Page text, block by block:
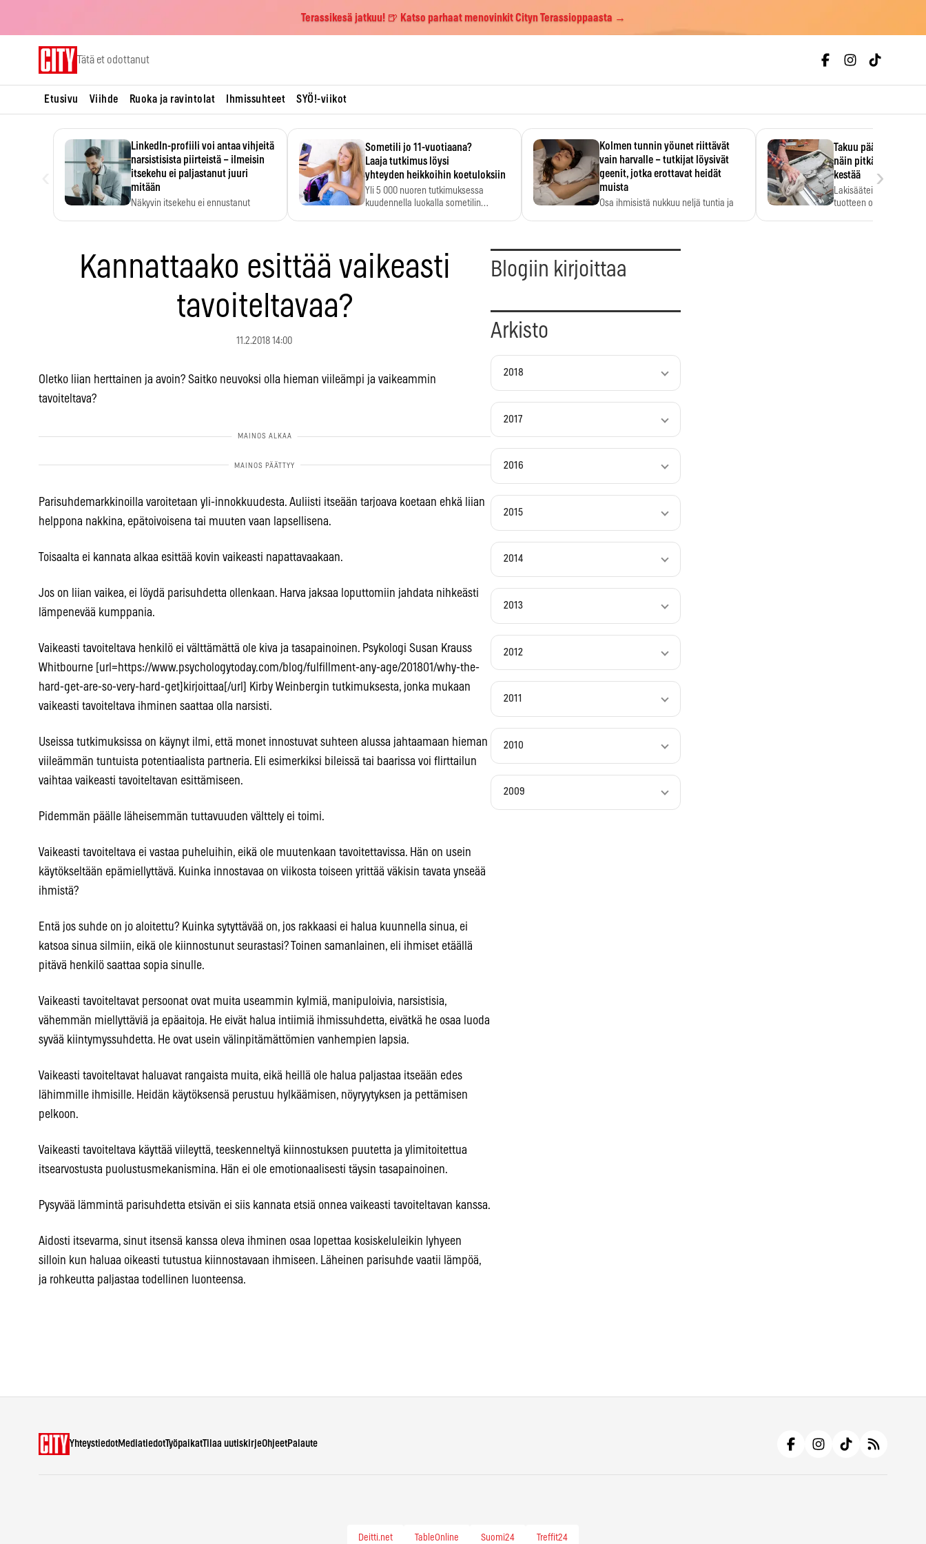
Terassikesä jatkuu! 🍺 Katso parhaat menovinkit Cityn Terassioppaasta →
Tätä et odottanut
Etusivu Viihde Ruoka ja ravintolat Ihmissuhteet SYÖ!-viikot
LinkedIn-profiili voi antaa vihjeitä
narsistisista piirteistä – ilmeisin
itsekehu ei paljastanut juuri
mitään
Näkyvin itsekehu ei ennustanut
Sometili jo 11-vuotiaana?
Laaja tutkimus löysi
yhteyden heikkoihin koetuloksiin
Yli 5 000 nuoren tutkimuksessa
kuudennella luokalla sometilin…
Kolmen tunnin yöunet riittävät
vain harvalle – tutkijat löysivät
geenit, jotka erottavat heidät
muista
Osa ihmisistä nukkuu neljä tuntia ja
Takuu päättyi,
näin pitkään
kestää
Lakisääteinen
tuotteen oletetun
›
Kannattaako esittää vaikeasti
tavoiteltavaa?
11.2.2018 14:00
Oletko liian herttainen ja avoin? Saitko neuvoksi olla hieman viileämpi ja vaikeammin
tavoiteltava?
Parisuhdemarkkinoilla varoitetaan yli-innokkuudesta. Auliisti itseään tarjoava koetaan ehkä liian
helppona nakkina, epätoivoisena tai muuten vaan lapsellisena.
Toisaalta ei kannata alkaa esittää kovin vaikeasti napattavaakaan.
Jos on liian vaikea, ei löydä parisuhdetta ollenkaan. Harva jaksaa loputtomiin jahdata nihkeästi
lämpenevää kumppania.
Vaikeasti tavoiteltava henkilö ei välttämättä ole kiva ja tasapainoinen. Psykologi Susan Krauss
Whitbourne [url=https://www.psychologytoday.com/blog/fulfillment-any-age/201801/why-the-
hard-get-are-so-very-hard-get]kirjoittaa[/url] Kirby Weinbergin tutkimuksesta, jonka mukaan
vaikeasti tavoiteltava ihminen saattaa olla narsisti.
Useissa tutkimuksissa on käynyt ilmi, että monet innostuvat suhteen alussa jahtaamaan hieman
viileämmän tuntuista potentiaalista partneria. Eli esimerkiksi bileissä tai baarissa voi flirttailun
vaihtaa vaikeasti tavoiteltavan esittämiseen.
Pidemmän päälle läheisemmän tuttavuuden välttely ei toimi.
Vaikeasti tavoiteltava ei vastaa puheluihin, eikä ole muutenkaan tavoitettavissa. Hän on usein
käytökseltään epämiellyttävä. Kuinka innostavaa on viikosta toiseen yrittää väkisin tavata ynseää
ihmistä?
Entä jos suhde on jo aloitettu? Kuinka sytyttävää on, jos rakkaasi ei halua kuunnella sinua, ei
katsoa sinua silmiin, eikä ole kiinnostunut seurastasi? Toinen samanlainen, eli ihmiset etäällä
pitävä henkilö saattaa sopia sinulle.
Vaikeasti tavoiteltavat persoonat ovat muita useammin kylmiä, manipuloivia, narsistisia,
vähemmän miellyttäviä ja epäaitoja. He eivät halua intiimiä ihmissuhdetta, eivätkä he osaa luoda
syvää kiintymyssuhdetta. He ovat usein välinpitämättömien vanhempien lapsia.
Vaikeasti tavoiteltavat haluavat rangaista muita, eikä heillä ole halua paljastaa itseään edes
lähimmille ihmisille. Heidän käytöksensä perustuu hylkäämisen, nöyryytyksen ja pettämisen
pelkoon.
Vaikeasti tavoiteltava käyttää viileyttä, teeskenneltyä kiinnostuksen puutetta ja ylimitoitettua
itsearvostusta puolustusmekanismina. Hän ei ole emotionaalisesti täysin tasapainoinen.
Pysyvää lämmintä parisuhdetta etsivän ei siis kannata etsiä onnea vaikeasti tavoiteltavan kanssa.
Aidosti itsevarma, sinut itsensä kanssa oleva ihminen osaa lopettaa kosiskeluleikin lyhyeen
silloin kun haluaa oikeasti tutustua kiinnostavaan ihmiseen. Läheinen parisuhde vaatii lämpöä,
ja rohkeutta paljastaa todellinen luonteensa.
Blogiin kirjoittaa
Arkisto
2018
2017
2016
2015
2014
2013
2012
2011
2010
2009
YhteystiedotMediatiedotTyöpaikatTilaa uutiskirjeOhjeetPalaute
Deitti.net TableOnline Suomi24 Treffit24